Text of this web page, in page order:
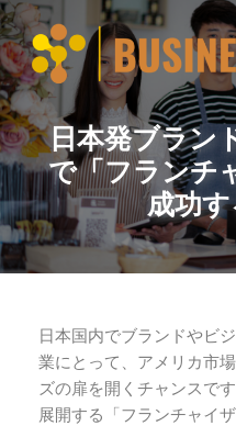
コ
ン
テ
ン
ツ
ス
キ
ッ
日本発ブラン
で「フランチ
成功
日本国内でブランドやビ
業にとって、アメリカ市
ズの扉を開くチャンスで
展開する「フランチャイ